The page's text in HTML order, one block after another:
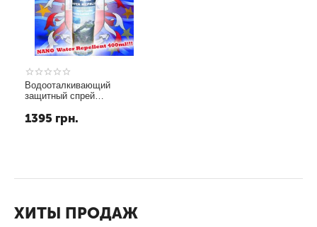
Водооталкивающий
защитный спрей
1395 грн.
ХИТЫ ПРОДАЖ